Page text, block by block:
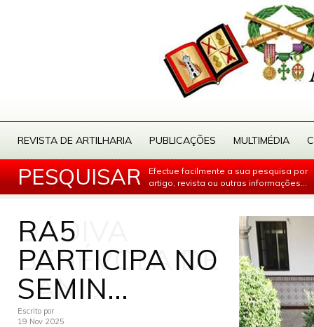
REVISTA DE ARTILHARIA PUBLICAÇÕES MULTIMÉDIA
PESQUISAR
Efectue facilmente a sua pesquisa por
artigo, revista ou outras informações...
RA5
PARTICIPA NO
SEMIN...
Escrito por
19 Nov 2025